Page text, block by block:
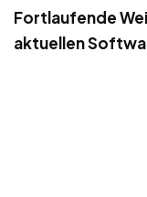
Fortlaufende
aktuellen